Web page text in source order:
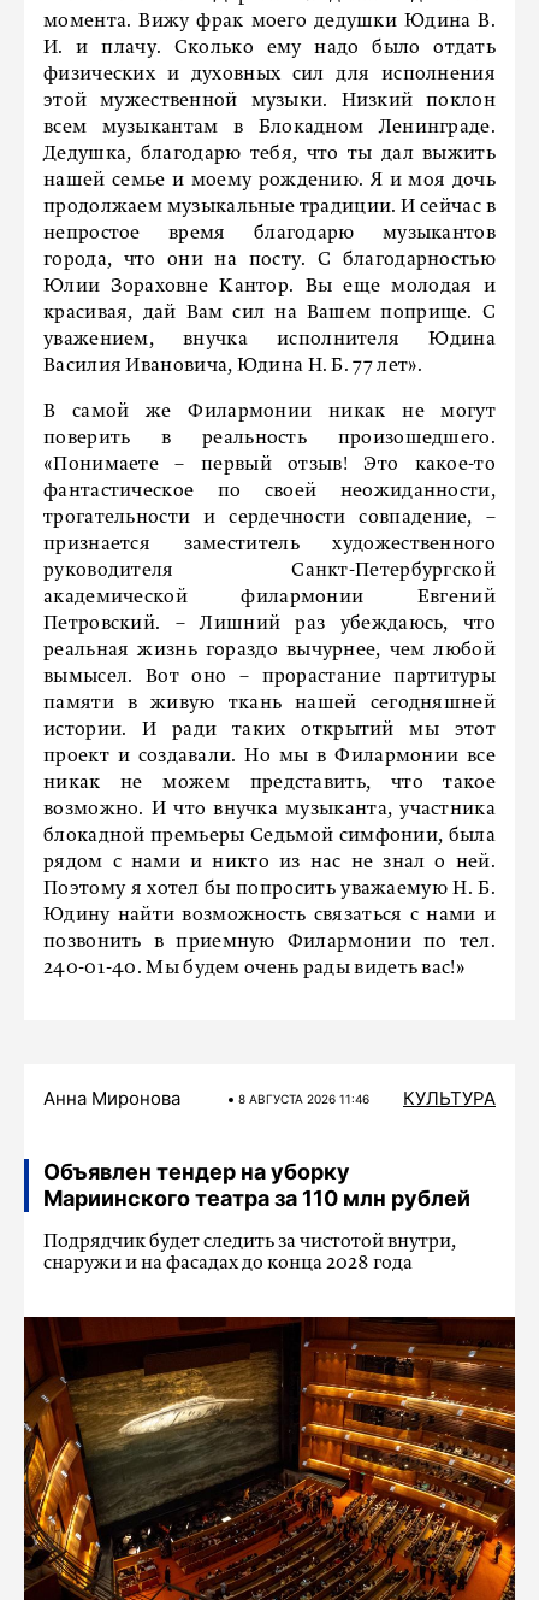
момента. Вижу фрак моего дедушки Юдина В.
И. и плачу. Сколько ему надо было отдать
физических и духовных сил для исполнения
этой мужественной музыки. Низкий поклон
всем музыкантам в Блокадном Ленинграде.
Дедушка, благодарю тебя, что ты дал выжить
нашей семье и моему рождению. Я и моя дочь
продолжаем музыкальные традиции. И сейчас в
непростое время благодарю музыкантов
города, что они на посту. С благодарностью
Юлии Зораховне Кантор. Вы еще молодая и
красивая, дай Вам сил на Вашем поприще. С
уважением, внучка исполнителя Юдина
Василия Ивановича, Юдина Н. Б. 77 лет».
В самой же Филармонии никак не могут
поверить в реальность произошедшего.
«Понимаете – первый отзыв! Это какое-то
фантастическое по своей неожиданности,
трогательности и сердечности совпадение, –
признается заместитель художественного
руководителя Санкт-Петербургской
академической филармонии Евгений
Петровский. – Лишний раз убеждаюсь, что
реальная жизнь гораздо вычурнее, чем любой
вымысел. Вот оно – прорастание партитуры
памяти в живую ткань нашей сегодняшней
истории. И ради таких открытий мы этот
проект и создавали. Но мы в Филармонии все
никак не можем представить, что такое
возможно. И что внучка музыканта, участника
блокадной премьеры Седьмой симфонии, была
рядом с нами и никто из нас не знал о ней.
Поэтому я хотел бы попросить уважаемую Н. Б.
Юдину найти возможность связаться с нами и
позвонить в приемную Филармонии по тел.
240-01-40. Мы будем очень рады видеть вас!»
Анна Миронова 8 АВГУСТА 2026 11:46 КУЛЬТУРА
Объявлен тендер на уборку
Мариинского театра за 110 млн рублей
Подрядчик будет следить за чистотой внутри,
снаружи и на фасадах до конца 2028 года